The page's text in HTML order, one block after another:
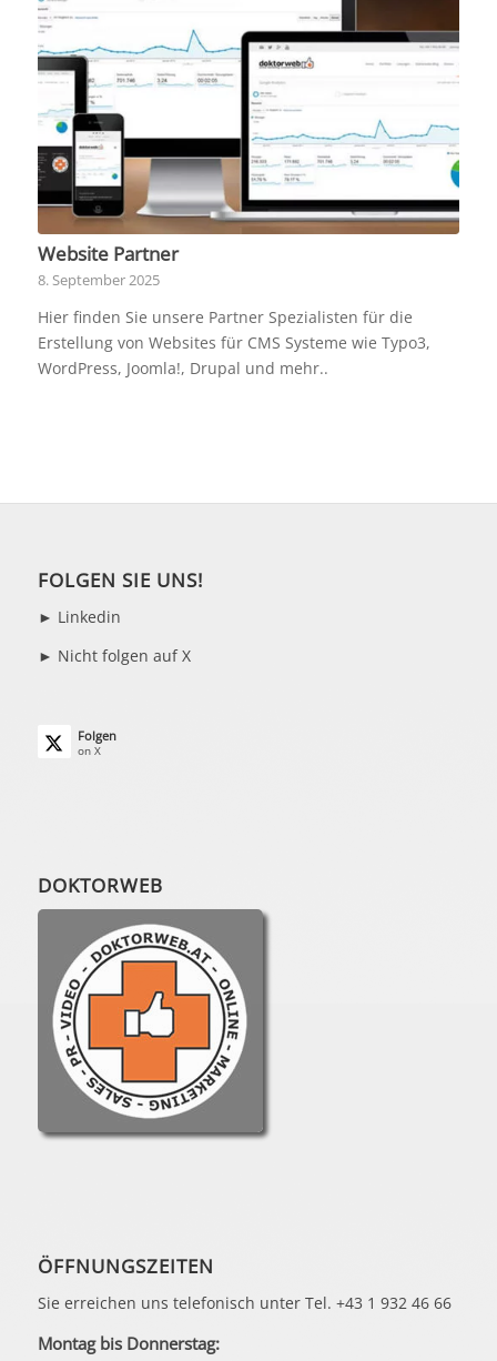
Website Partner
8. September 2025
Hier finden Sie unsere Partner Spezialisten für die
Erstellung von Websites für CMS Systeme wie Typo3,
WordPress, Joomla!, Drupal und mehr..
FOLGEN SIE UNS!
► Linkedin
► Nicht folgen auf X
Folgen
on X
DOKTORWEB
ÖFFNUNGSZEITEN
Sie erreichen uns telefonisch unter Tel. +43 1 932 46 66
Montag bis Donnerstag: